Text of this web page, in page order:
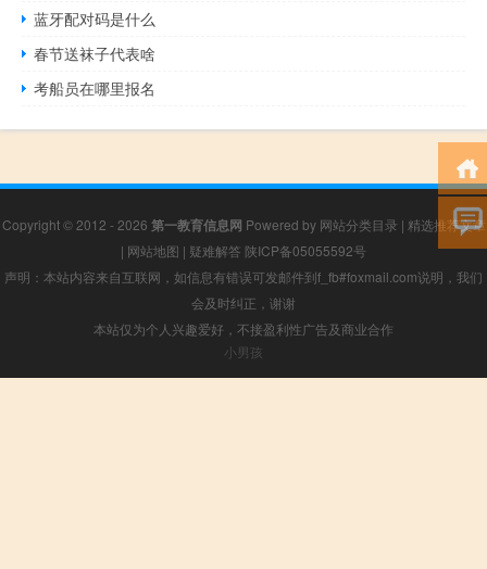
蓝牙配对码是什么
春节送袜子代表啥
考船员在哪里报名
Copyright © 2012 - 2026 第一教育信息网 Powered by 网站分类目录 | 精选推荐文章
| 网站地图 | 疑难解答 陕ICP备05055592号
声明：本站内容来自互联网，如信息有错误可发邮件到f_fb#foxmail.com说明，我们
会及时纠正，谢谢
本站仅为个人兴趣爱好，不接盈利性广告及商业合作
小男孩